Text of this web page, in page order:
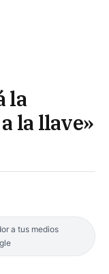
la
la llave»
a tus medios